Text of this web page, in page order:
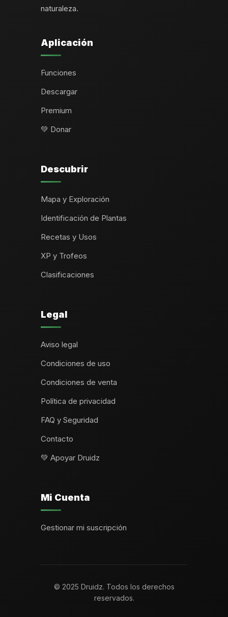
naturaleza.
Aplicación
Funciones
Descargar
Premium
💚 Donar
Descubrir
Mapa y Exploración
Identificación de Plantas
Recetas y Usos
XP y Trofeos
Clasificaciones
Legal
Aviso legal
Condiciones de uso
Condiciones de venta
Política de privacidad
FAQ y Seguridad
Contacto
💚 Apoyar Druidz
Mi Cuenta
Gestionar mi suscripción
© 2025 Druidz. Todos los derechos
reservados.